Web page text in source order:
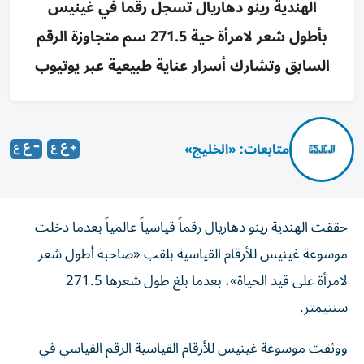
الهندية رينو دهاريال تسجل رقماً في غينيس
بأطول شعر لامرأة حية 271.5 سم متجاوزة الرقم
السابق وتشارك أسرار عناية طبيعية عبر يوتيوب
متابعات: «الخليج»
حققت الهندية رينو دهاريال رقماً قياسياً عالمياً بعدما دخلت
موسوعة غينيس للأرقام القياسية بلقب «صاحبة أطول شعر
لامرأة على قيد الحياة»، بعدما بلغ طول شعرها 271.5
سنتيمتر.
ووثقت موسوعة غينيس للأرقام القياسية الرقم القياسي في